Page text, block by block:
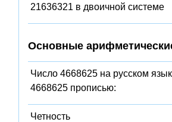
21636321 в двоичной системе
Основные
Число 4668625 на русском
4668625 прописью:
Четность